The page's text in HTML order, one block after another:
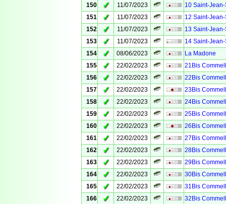
150
✓ 11/07/2023
10 Saint-
151
✓ 11/07/2023
12 Saint-
152
✓ 11/07/2023
13 Saint-
153
✓ 11/07/2023
14 Saint-
154
✓ 08/06/2023
La Madone
155
✓ 22/02/2023
21Bis
156
✓ 22/02/2023
22Bis
157
✓ 22/02/2023
23Bis
158
✓ 22/02/2023
24Bis
159
✓ 22/02/2023
25Bis
160
✓ 22/02/2023
26Bis
161
✓ 22/02/2023
27Bis
162
✓ 22/02/2023
28Bis
163
✓ 22/02/2023
29Bis
164
✓ 22/02/2023
30Bis
165
✓ 22/02/2023
31Bis
166
✓ 22/02/2023
32Bis